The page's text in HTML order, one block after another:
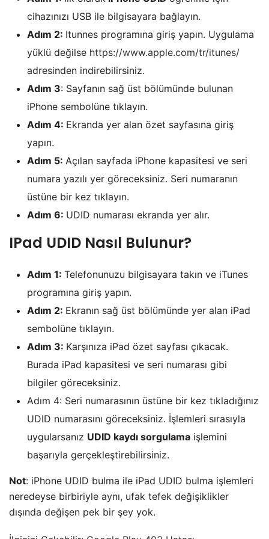
cihazınızı USB ile bilgisayara bağlayın.
Adım 2: Itunnes programına giriş yapın. Uygulama
yüklü değilse https://www.apple.com/tr/itunes/
adresinden indirebilirsiniz.
Adım 3: Sayfanın sağ üst bölümünde bulunan
iPhone sembolüne tıklayın.
Adım 4: Ekranda yer alan özet sayfasına giriş
yapın.
Adım 5: Açılan sayfada iPhone kapasitesi ve seri
numara yazılı yer göreceksiniz. Seri numaranın
üstüne bir kez tıklayın.
Adım 6: UDID numarası ekranda yer alır.
IPad UDID Nasıl Bulunur?
Adım 1: Telefonunuzu bilgisayara takın ve iTunes
programına giriş yapın.
Adım 2: Ekranın sağ üst bölümünde yer alan iPad
sembolüne tıklayın.
Adım 3: Karşınıza iPad özet sayfası çıkacak.
Burada iPad kapasitesi ve seri numarası gibi
bilgiler göreceksiniz.
Adım 4: Seri numarasının üstüne bir kez tıkladığınız
UDID numarasını göreceksiniz. İşlemleri sırasıyla
uygularsanız UDID kaydı sorgulama işlemini
başarıyla gerçekleştirebilirsiniz.
Not: iPhone UDID bulma ile iPad UDID bulma işlemleri
neredeyse birbiriyle aynı, ufak tefek değişiklikler
dışında değişen pek bir şey yok.